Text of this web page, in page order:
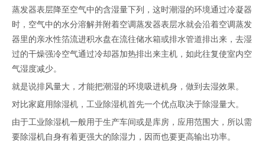
蒸发器表层降至空气中的含湿量下列，这时潮湿的环境通过冷凝器
时，空气中的水分溶解并附着空调蒸发器表层水就会沿着空调蒸发
器里的亲水性箔流进积水盘在流往储水箱或排水管道排出来，去湿
过的干燥强冷空气通过冷却器加热排出来主机，如此往复使室内空
气湿度减少。
就是说排风量大，才能把潮湿的环境吸进机身，做到去湿效果。
对比家庭用除湿机，工业除湿机首先一个优点取决于除湿量大。
由于工业除湿机一般用于生产车间或是库房，应用范围大，所以需
要除湿机自身有着更强大的除湿力，因而也要更高输出功率。